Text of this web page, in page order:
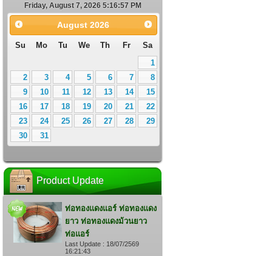
Friday, August 7, 2026 5:16:58 PM
August 2026
Su Mo Tu We Th Fr
Sa
1
2
3 4 5 6 7
8
9
10 11 12 13 14
15
16
17 18 19 20 21
22
23
24 25 26 27 28
29
30
31
Product Update
ท่อทองแดงแอร์ ท่อทองแดง
ยาว ท่อทองแดงม้วนยาว
ท่อแอร์
Last Update : 18/07/2569
16:21:43